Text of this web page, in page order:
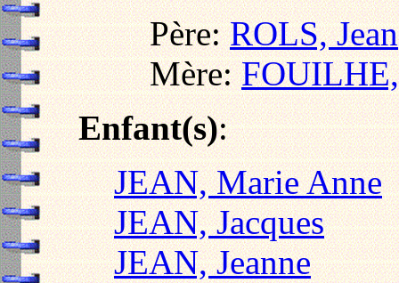
Père:ROLS, Jean
Mère:
Enfant(s):
JEAN, Marie Anne
JEAN, Jacques
JEAN, Jeanne